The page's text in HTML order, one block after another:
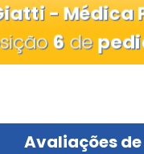
- Médica
6 de
Avaliações